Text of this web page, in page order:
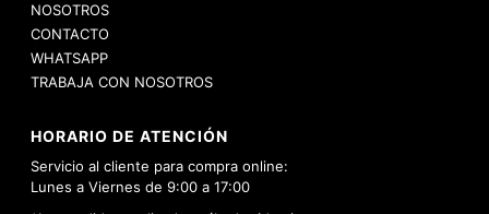
NOSOTROS
CONTACTO
WHATSAPP
TRABAJA CON NOSOTROS
HORARIO DE ATENCIÓN
Servicio al cliente para compra online:
Lunes a Viernes de 9:00 a 17:00